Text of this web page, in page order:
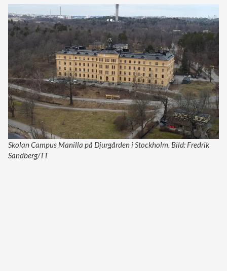
Skolan Campus Manilla på Djurgården i Stockholm. Bild: Fredrik
Sandberg/TT